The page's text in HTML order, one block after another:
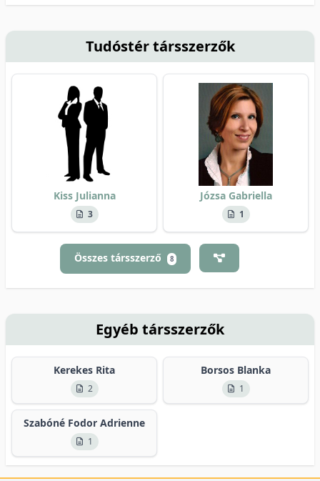
Tudóstér társszerzők
Kiss Julianna
3
Józsa Gabriella
1
Összes társszerző 8
Egyéb társszerzők
Kerekes Rita
2
Borsos Blanka
1
Szabóné Fodor Adrienne
1